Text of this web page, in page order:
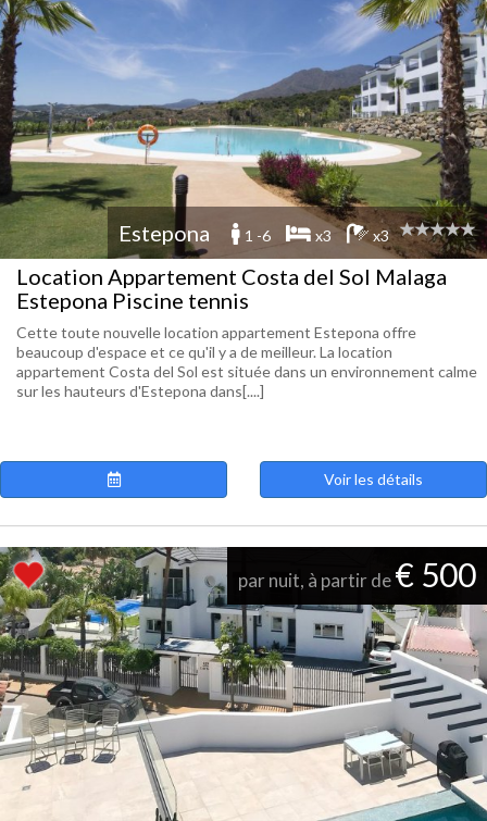
Estepona 1 -6 x3 x3
Location Appartement Costa del Sol Malaga
Estepona Piscine tennis
Cette toute nouvelle location appartement Estepona offre
beaucoup d'espace et ce qu'il y a de meilleur. La location
appartement Costa del Sol est située dans un environnement calme
sur les hauteurs d'Estepona dans[....]
Voir les détails
par nuit, à partir de€ 500